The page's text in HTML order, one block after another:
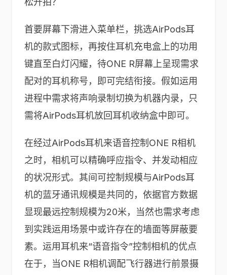
首要屏幕下滑进入菜单栏，挑选AirPods耳
机的款式图标，再按住耳机充电盒上的功用
键直至白灯闪耀，待ONE R屏幕上呈现需求
配对的耳机称号，即可完结衔接。假如运用
进程中需求将声响录制切换为机器内录，只
需将AirPods耳机放回耳机收纳盒中即可。
在经过AirPods耳机来语音控制ONE R相机
之时，相机可以精确呼应指令、并发动相应
的状况形式。其间可控制规模与AirPods耳
机的蓝牙通讯规模是共同的，依据官方数据
显现最远控制规模为20米，当然也需求考虑
到实践运用场景中或许存在的墙面等屏蔽要
素。运用耳机来“语音指令”控制相机的优点
在于，当ONE R相机调配飞行器进行前景摄